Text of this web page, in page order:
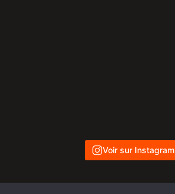
Voir sur Instagram